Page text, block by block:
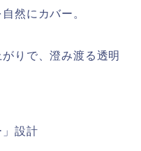
然にカバー。
りで、澄み渡る透明
」設計